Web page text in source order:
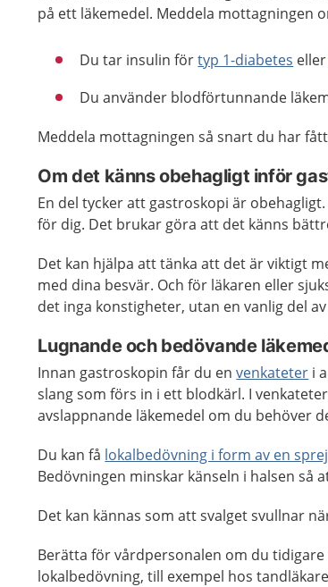
på ett läkemedel. Meddela mottagningen
Du tar insulin förtyp 1-diabetes
Du använder blodförtunnande
Meddela mottagningen så snart du har
Om det känns obehagligt inför
En del tycker att gastroskopi är
för dig. Det brukar göra att det känns
Det kan hjälpa att tänka att det är viktigt
med dina besvär. Och för läkaren eller
det inga konstigheter, utan en vanlig del
Lugnande och bedövande
Innan gastroskopin får du envenkateter i
slang som förs in i ett blodkärl. I
avslappnande läkemedel om du behöver
Du kan få lokalbedövning i form av en sprej
Bedövningen minskar känseln i halsen så
Det kan kännas som att svalget svullnar
Berätta för vårdpersonalen om du
lokalbedövning, till exempel hos